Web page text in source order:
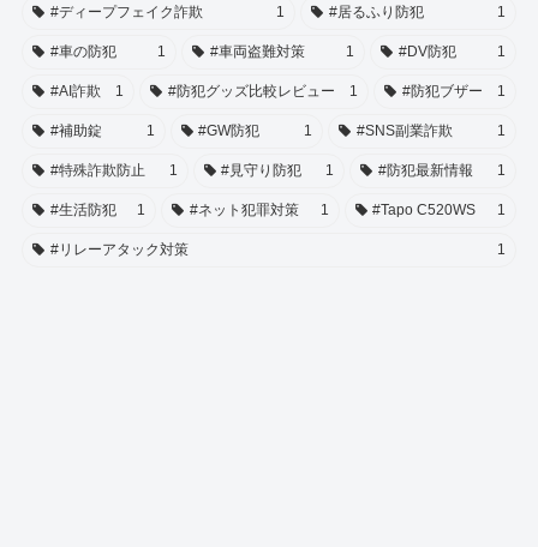
#ディープフェイク詐欺 1 #居るふり防犯 1
#車の防犯 1 #車両盗難対策 1 #DV防犯 1
#AI詐欺 1 #防犯グッズ比較レビュー 1 #防犯ブザー 1
#補助錠 1 #GW防犯 1 #SNS副業詐欺 1
#特殊詐欺防止 1 #見守り防犯 1 #防犯最新情報 1
#生活防犯 1 #ネット犯罪対策 1 #Tapo C520WS 1
#リレーアタック対策 1